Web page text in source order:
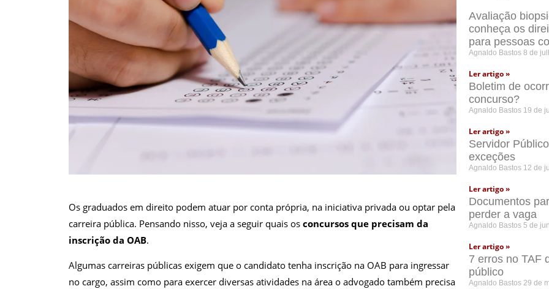
Os graduados em direito podem atuar por conta própria, na iniciativa privada ou optar pela
carreira pública. Pensando nisso, veja a seguir quais os concursos que precisam da
inscrição da OAB.
Algumas carreiras públicas exigem que o candidato tenha inscrição na OAB para ingressar
no cargo, assim como para exercer diversas atividades na área o advogado também precisa
Avaliação
conheça os
para pessoas
Agnaldo Bastos 8 de
Ler artigo »
Boletim de
concurso?
Agnaldo Bastos 19 de
Ler artigo »
Servidor
exceções
Agnaldo Bastos 12 de
Ler artigo »
Documentos
perder a vaga
Agnaldo Bastos 5 de
Ler artigo »
7 erros no TAF
público
Agnaldo Bastos 29 de